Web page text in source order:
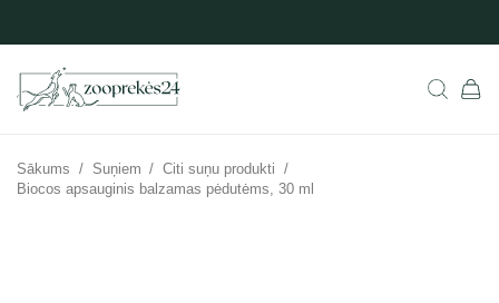
Sākums / Suņiem / Citi suņu produkti /
Biocos apsauginis balzamas pėdutėms, 30 ml